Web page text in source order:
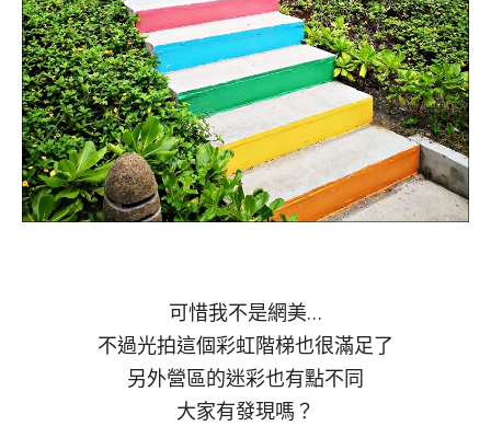
可惜我不是網美…
不過光拍這個彩虹階梯也很滿足了
另外營區的迷彩也有點不同
大家有發現嗎？